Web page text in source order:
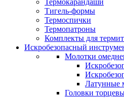
Термокарандаши
Тигель-формы
Термоспички
Термопатроны
Комплекты для
Искробезопасный
Молотки
Латунные
Головки